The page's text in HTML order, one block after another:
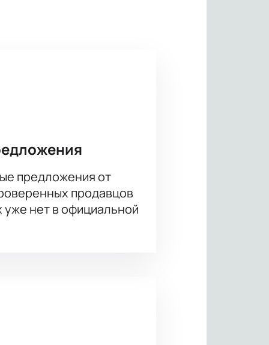
и обеспечьте себе
предложения от
продавцов
нет в официальной